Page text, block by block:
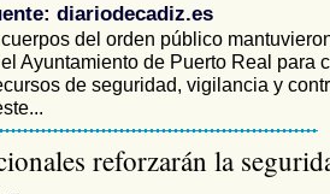
diariodecadiz.es
del orden público
Ayuntamiento de Puerto Real para
de seguridad, vigilancia y
reforzarán la